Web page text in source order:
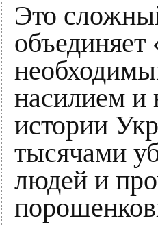
Это
насилием и
истории
тысячами
людей и